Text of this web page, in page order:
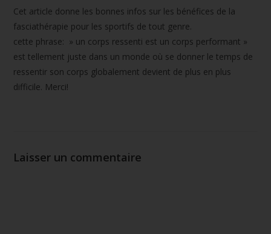
Cet article donne les bonnes infos sur les bénéfices de la
fasciathérapie pour les sportifs de tout genre.
cette phrase: » un corps ressenti est un corps performant »
est tellement juste dans un monde où se donner le temps de
ressentir son corps globalement devient de plus en plus
difficile. Merci!
Laisser un commentaire